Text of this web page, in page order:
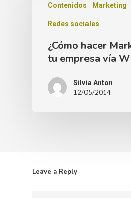
Contenidos Marketing
Redes sociales
¿Cómo hacer
tu empresa vía
Silvia Anton
12/05/2014
Leave a Reply